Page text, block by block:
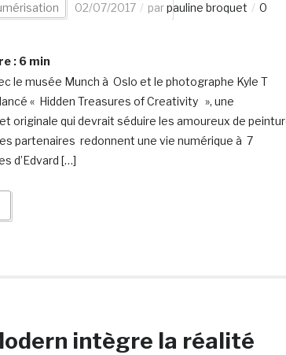
02/07/2017 parpauline broquet
0
: 6 min
le musée Munch à Oslo et le photographe Kyle T
« Hidden Treasures of Creativity », une
originale qui devrait séduire les amoureux de
partenaires redonnent une vie numérique à 7
d’Edvard […]
intègre la réalité